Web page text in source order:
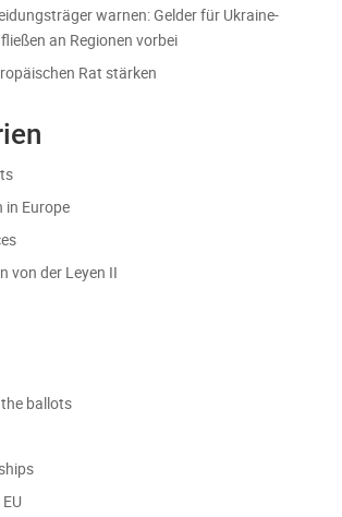
warnen: Gelder für Ukraine-
an Regionen vorbei
Rat stärken
in Europe
von der Leyen II
ballots